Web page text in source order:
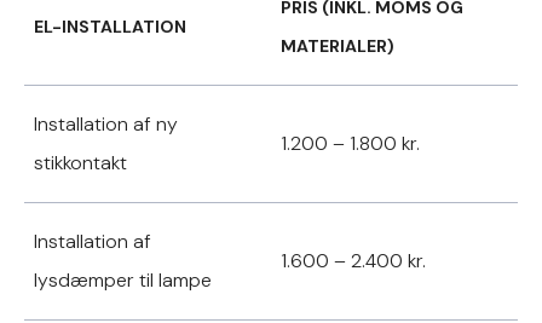
EL-INSTALLATION
PRIS (INKL. MOMS OG
MATERIALER)
Installation af ny
stikkontakt
1.200 – 1.800 kr.
Installation af
lysdæmper til lampe
1.600 – 2.400 kr.